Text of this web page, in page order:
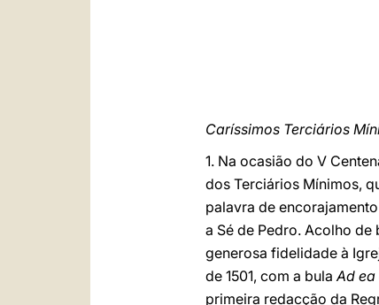
Caríssimos Terciários
1. Na ocasião do V
dos Terciários Mínimos,
palavra de
a Sé de Pedro. Acolho
generosa fidelidade à
de 1501, com a bula Ad ea
primeira redacção da